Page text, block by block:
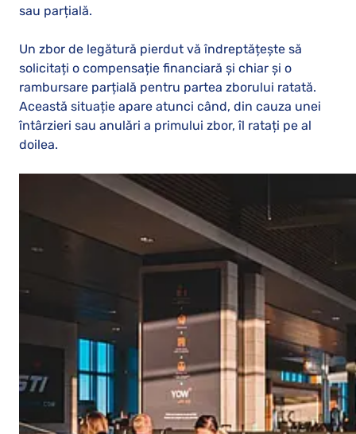
sau parțială.
Un zbor de legătură pierdut vă îndreptățește să
solicitați o compensație financiară și chiar și o
rambursare parțială pentru partea zborului ratată.
Această situație apare atunci când, din cauza unei
întârzieri sau anulări a primului zbor, îl ratați pe al
doilea.